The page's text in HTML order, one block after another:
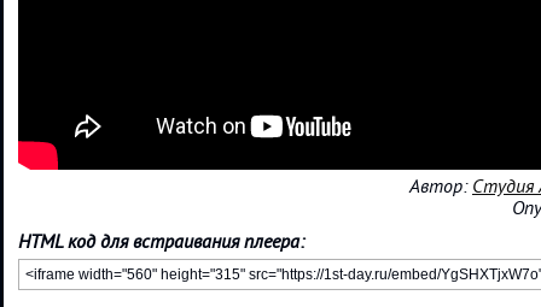
Автор: Студия
HTML код для встраивания плеера: